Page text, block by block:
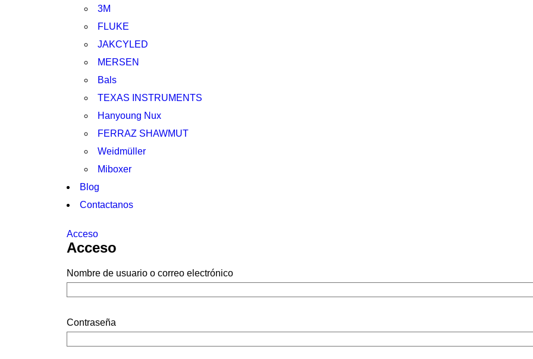
3M
FLUKE
JAKCYLED
MERSEN
Bals
TEXAS INSTRUMENTS
Hanyoung Nux
FERRAZ SHAWMUT
Weidmüller
Miboxer
Blog
Contactanos
Acceso
Acceso
Nombre de usuario o correo electrónico
Contraseña